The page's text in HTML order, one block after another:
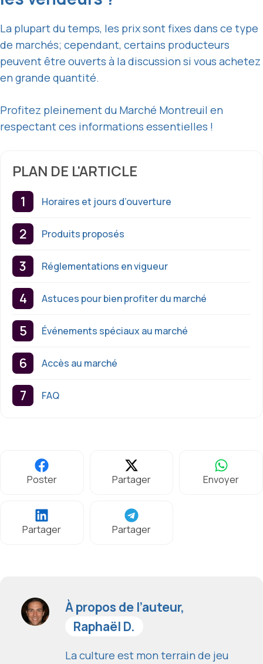
La plupart du temps, les prix sont fixes dans ce type
de marchés; cependant, certains producteurs
peuvent être ouverts à la discussion si vous achetez
en grande quantité.
Profitez pleinement du Marché Montreuil en
respectant ces informations essentielles !
PLAN DE L'ARTICLE
Horaires et jours d’ouverture
Produits proposés
Réglementations en vigueur
Astuces pour bien profiter du marché
Événements spéciaux au marché
Accès au marché
FAQ
Poster Partager Envoyer
Partager Partager
À propos de l’auteur,
Raphaël D.
La culture est mon terrain de jeu